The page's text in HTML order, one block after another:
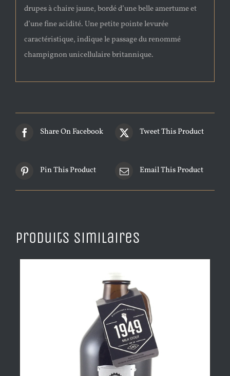
drupes à chaire jaune, bordé d’une belle amertume et
d’une fine acidité. Une petite pointe levurée
caractéristique, indique le passage du renommé
champignon unicellulaire britannique.
Share On Facebook Tweet This Product
Pin This Product Email This Product
Produits similaires